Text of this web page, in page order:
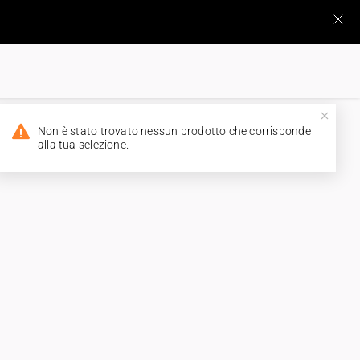
Non è stato trovato nessun prodotto che corrisponde
alla tua selezione.